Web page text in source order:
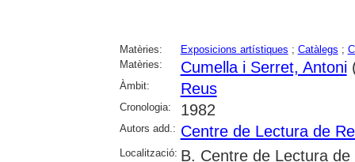
Matèries: Exposicions artístiques ; Catàlegs ;
Matèries:
Cumella i Serret, Antoni
Àmbit: Reus
Cronologia: 1982
Autors add.: Centre de Lectura de
Localització: B. Centre de Lectura de